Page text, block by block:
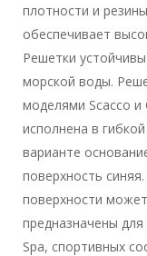
плотности и
обеспечивает
Решетки
морской воды.
моделями Scacco
исполнена в
варианте
поверхность
поверхности
предназначены для
Spa, спортивных